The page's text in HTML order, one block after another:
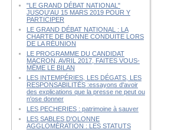
"LE GRAND DÉBAT NATIONAL"
JUSQU'AU 15 MARS 2019 POUR Y
PARTICIPER
LE GRAND DÉBAT NATIONAL : LA
CHARTE DE BONNE CONDUITE LORS
DE LA RÉUNION
LE PROGRAMME DU CANDIDAT
MACRON, AVRIL 2017, FAITES VOUS-
MÊME LE BILAN
LES INTEMPÉRIES, LES DÉGATS, LES
RESPONSABILITÉS :essayons d'avoir
des explications que la presse ne peut ou
n'ose donner
LES PECHERIES : patrimoine à sauver
LES SABLES D'OLONNE
AGGLOMÉRATION : LES STATUTS